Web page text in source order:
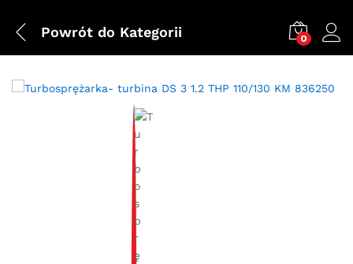
Powrót do Kategorii 0